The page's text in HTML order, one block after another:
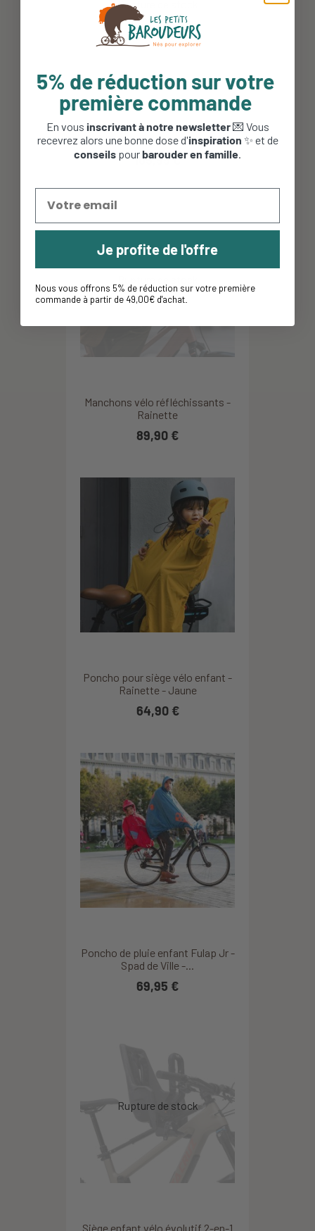
Siège vélo arrière Urban Iki -
Fixation cadre - Noir...
109,95 €
Manchons vélo réfléchissants -
Rainette
89,90 €
Poncho pour siège vélo enfant -
Rainette - Jaune
64,90 €
Poncho de pluie enfant Fulap Jr -
Spad de Ville -...
69,95 €
Siège enfant vélo évolutif 2-en-1
5% de réduction sur votre
première commande
En vous inscrivant à notre newsletter💌 Vous
recevrez alors une bonne dose d'inspiration ✨ et de
conseils pourbarouder en famille
Je profite de l'offre
Nous vous offrons 5% de réduction sur votre première
commande à partir de 49,00€ d'achat